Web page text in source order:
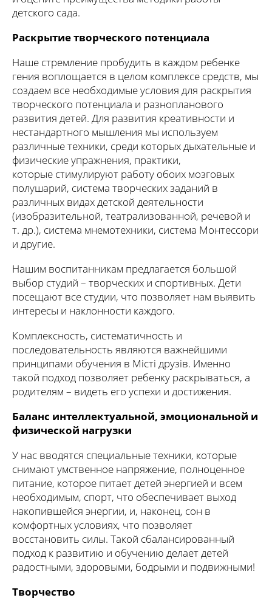
детского сада.
Раскрытие творческого потенциала
Наше стремление пробудить в каждом ребенке
гения воплощается в целом комплексе средств, мы
создаем все необходимые условия для раскрытия
творческого потенциала и разнопланового
развития детей. Для развития креативности и
нестандартного мышления мы используем
различные техники, среди которых дыхательные и
физические упражнения, практики,
которые стимулируют работу обоих мозговых
полушарий, система творческих заданий в
различных видах детской деятельности
(изобразительной, театрализованной, речевой и
т. др.), система мнемотехники, система Монтессори
и другие.
Нашим воспитанникам предлагается большой
выбор студий – творческих и спортивных. Дети
посещают все студии, что позволяет нам выявить
интересы и наклонности каждого.
Комплексность, систематичность и
последовательность являются важнейшими
принципами обучения в Місті друзів. Именно
такой подход позволяет ребенку раскрываться, а
родителям – видеть его успехи и достижения.
Баланс интеллектуальной, эмоциональной и
физической нагрузки
У нас вводятся специальные техники, которые
снимают умственное напряжение, полноценное
питание, которое питает детей энергией и всем
необходимым, спорт, что обеспечивает выход
накопившейся энергии, и, наконец, сон в
комфортных условиях, что позволяет
восстановить силы. Такой сбалансированный
подход к развитию и обучению делает детей
радостными, здоровыми, бодрыми и подвижными!
Творчество